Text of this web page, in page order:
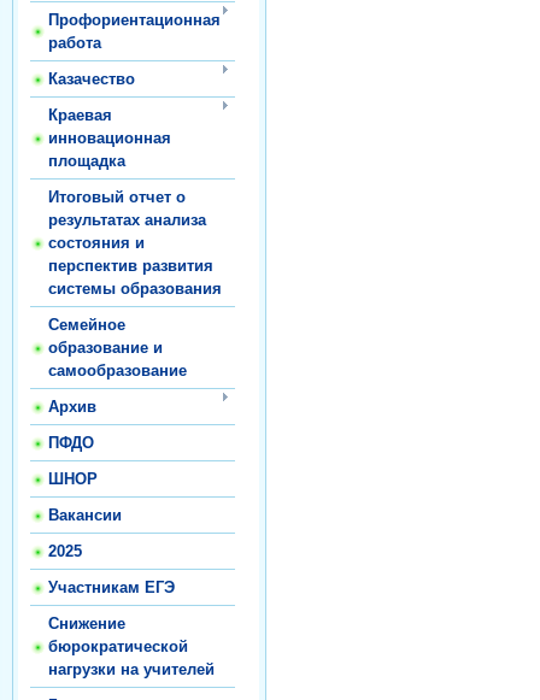
Профориентационная
работа
Казачество
Краевая
инновационная
площадка
Итоговый отчет о
результатах анализа
состояния и
перспектив развития
системы образования
Семейное
образование и
самообразование
Архив
ПФДО
ШНОР
Вакансии
2025
Участникам ЕГЭ
Снижение
бюрократической
нагрузки на учителей